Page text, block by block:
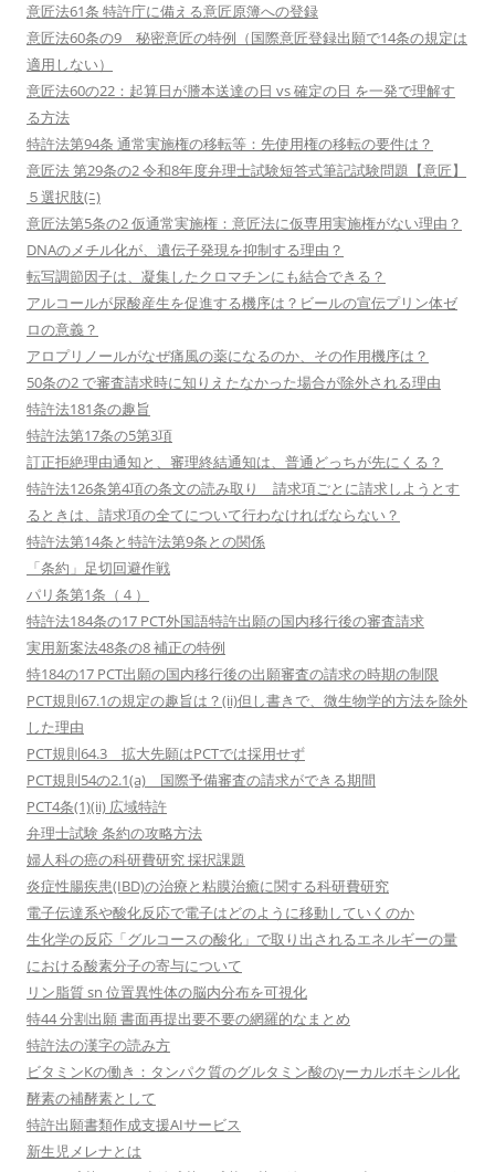
意匠法61条 特許庁に備える意匠原簿への登録
意匠法60条の9 秘密意匠の特例（国際意匠登録出願で14条の規定は
適用しない）
意匠法60の22：起算日が謄本送達の日 vs 確定の日 を一発で理解す
る方法
特許法第94条 通常実施権の移転等：先使用権の移転の要件は？
意匠法 第29条の2 令和8年度弁理士試験短答式筆記試験問題【意匠】
５選択肢(ﾆ)
意匠法第5条の2 仮通常実施権：意匠法に仮専用実施権がない理由？
DNAのメチル化が、遺伝子発現を抑制する理由？
転写調節因子は、凝集したクロマチンにも結合できる？
アルコールが尿酸産生を促進する機序は？ビールの宣伝プリン体ゼ
ロの意義？
アロプリノールがなぜ痛風の薬になるのか、その作用機序は？
50条の2 で審査請求時に知りえたなかった場合が除外される理由
特許法181条の趣旨
特許法第17条の5第3項
訂正拒絶理由通知と、審理終結通知は、普通どっちが先にくる？
特許法126条第4項の条文の読み取り 請求項ごとに請求しようとす
るときは、請求項の全てについて行わなければならない？
特許法第14条と特許法第9条との関係
「条約」足切回避作戦
パリ条第1条（４）
特許法184条の17 PCT外国語特許出願の国内移行後の審査請求
実用新案法48条の8 補正の特例
特184の17 PCT出願の国内移行後の出願審査の請求の時期の制限
PCT規則67.1の規定の趣旨は？(ii)但し書きで、微生物学的方法を除外
した理由
PCT規則64.3 拡大先願はPCTでは採用せず
PCT規則54の2.1(a) 国際予備審査の請求ができる期間
PCT4条(1)(ii) 広域特許
弁理士試験 条約の攻略方法
婦人科の癌の科研費研究 採択課題
炎症性腸疾患(IBD)の治療と粘膜治癒に関する科研費研究
電子伝達系や酸化反応で電子はどのように移動していくのか
生化学の反応「グルコースの酸化」で取り出されるエネルギーの量
における酸素分子の寄与について
リン脂質 sn 位置異性体の脳内分布を可視化
特44 分割出願 書面再提出要不要の網羅的なまとめ
特許法の漢字の読み方
ビタミンKの働き：タンパク質のグルタミン酸のγーカルボキシル化
酵素の補酵素として
特許出願書類作成支援AIサービス
新生児メレナとは